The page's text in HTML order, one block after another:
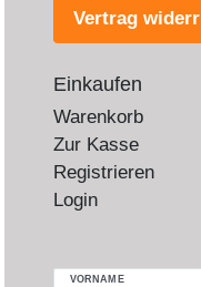
Vertrag
Einkaufen
Warenkorb
Zur Kasse
Registrieren
Login
VORNAME